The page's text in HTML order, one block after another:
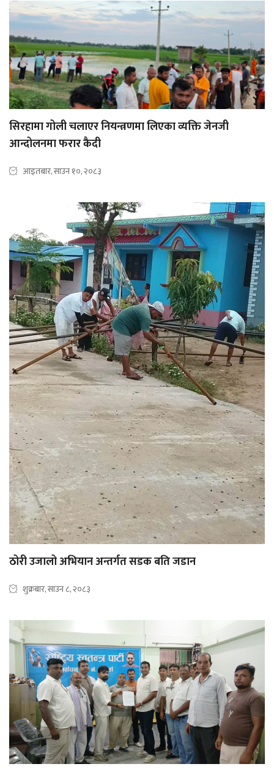
सिरहामा गोली चलाएर नियन्त्रणमा लिएका व्यक्ति जेनजी
आन्दोलनमा फरार कैदी
आइतबार, साउन १०, २०८३
ठोरी उजालो अभियान अन्तर्गत सडक बति जडान
शुक्रबार, साउन ८, २०८३